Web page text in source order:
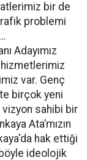
bir de
problemi
Adayımız
hizmetlerimiz
var. Genç
birçok yeni
sahibi bir
Ata’mızın
hak ettiği
ideolojik